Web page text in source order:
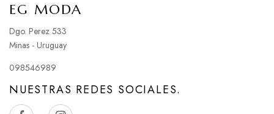
EG MODA
Dgo. Perez 533
Minas - Uruguay
098546989
NUESTRAS REDES SOCIALES.